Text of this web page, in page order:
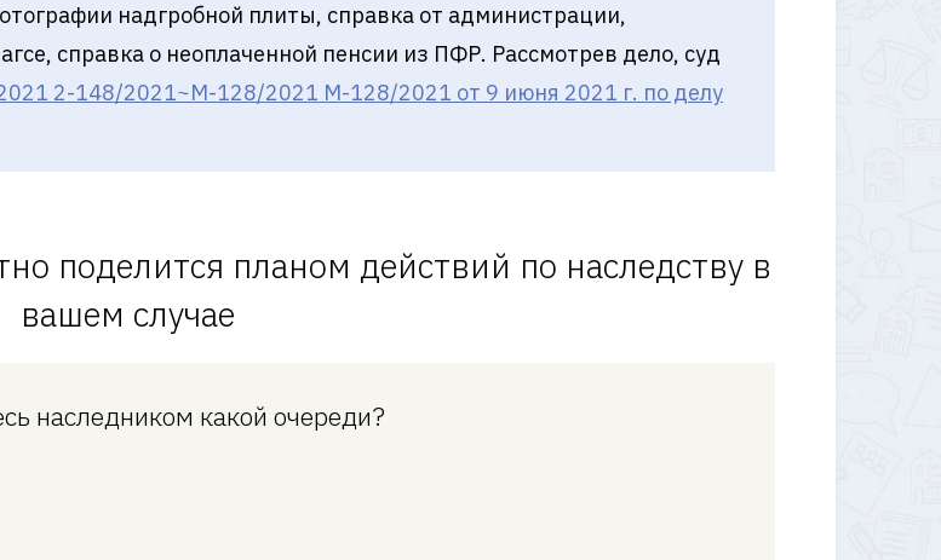
надгробной плиты, справка от администрации,
справка о неоплаченной пенсии из ПФР. Рассмотрев дело, суд
2-148/2021~М-128/2021 М-128/2021 от 9 июня 2021 г. по делу
поделится планом действий по наследству в
вашем случае
наследником какой очереди?